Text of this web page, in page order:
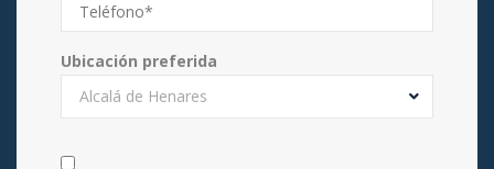
Ubicación preferida
Alcalá de Henares